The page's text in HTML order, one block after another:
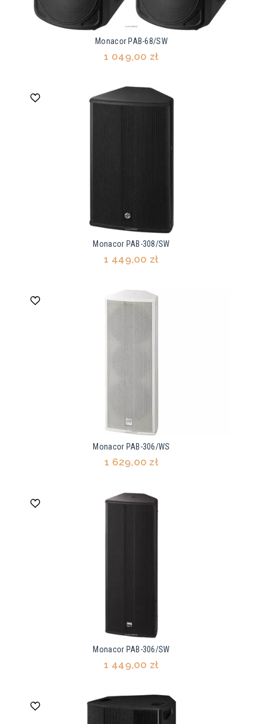
Monacor PAB-68/SW
1 049,00 zł
Monacor PAB-308/SW
1 449,00 zł
Monacor PAB-306/WS
1 629,00 zł
Monacor PAB-306/SW
1 449,00 zł